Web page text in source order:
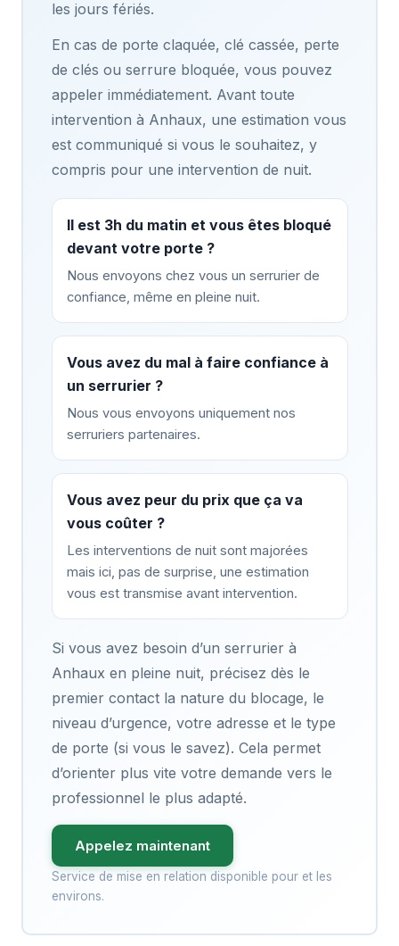
les jours fériés.
En cas de porte claquée, clé cassée, perte
de clés ou serrure bloquée, vous pouvez
appeler immédiatement. Avant toute
intervention à Anhaux, une estimation vous
est communiqué si vous le souhaitez, y
compris pour une intervention de nuit.
Il est 3h du matin et vous êtes bloqué
devant votre porte ?
Nous envoyons chez vous un serrurier de
confiance, même en pleine nuit.
Vous avez du mal à faire confiance à
un serrurier ?
Nous vous envoyons uniquement nos
serruriers partenaires.
Vous avez peur du prix que ça va
vous coûter ?
Les interventions de nuit sont majorées
mais ici, pas de surprise, une estimation
vous est transmise avant intervention.
Si vous avez besoin d’un serrurier à
Anhaux en pleine nuit, précisez dès le
premier contact la nature du blocage, le
niveau d’urgence, votre adresse et le type
de porte (si vous le savez). Cela permet
d’orienter plus vite votre demande vers le
professionnel le plus adapté.
Appelez maintenant
Service de mise en relation disponible pour et les
environs.